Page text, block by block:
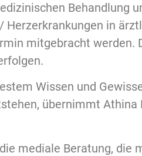
Behandlung
in
mitgebracht
Wissen und
übernimmt
mediale Beratung, die